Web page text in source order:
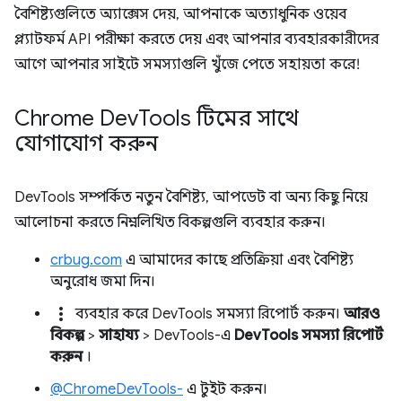
বৈশিষ্ট্যগুলিতে অ্যাক্সেস দেয়, আপনাকে অত্যাধুনিক ওয়েব
প্ল্যাটফর্ম API পরীক্ষা করতে দেয় এবং আপনার ব্যবহারকারীদের
আগে আপনার সাইটে সমস্যাগুলি খুঁজে পেতে সহায়তা করে!
Chrome DevTools টিমের সাথে
যোগাযোগ করুন
DevTools সম্পর্কিত নতুন বৈশিষ্ট্য, আপডেট বা অন্য কিছু নিয়ে
আলোচনা করতে নিম্নলিখিত বিকল্পগুলি ব্যবহার করুন।
crbug.com এ আমাদের কাছে প্রতিক্রিয়া এবং বৈশিষ্ট্য
অনুরোধ জমা দিন।
more_vert ব্যবহার করে DevTools সমস্যা রিপোর্ট করুন। আরও
বিকল্প> সাহায্য> DevTools-এ DevTools সমস্যা রিপোর্ট
করুন।
@ChromeDevTools- এ টুইট করুন।